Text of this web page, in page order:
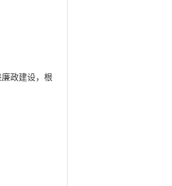
政建设，根